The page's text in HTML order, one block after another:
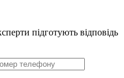
підготують відповідь